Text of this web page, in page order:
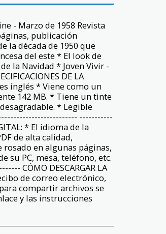
- Marzo de 1958 Revista
publicación
la década de 1950 que
del este * El look de
la Navidad * Joven Vivir -
DE LA
inglés * Viene como un
142 MB. * Tiene un tinte
* Legible
-----------
* El idioma de la
de alta calidad,
en algunas páginas,
su PC, mesa, teléfono, etc.
CÓMO DESCARGAR LA
de correo electrónico,
compartir archivos se
y las instrucciones